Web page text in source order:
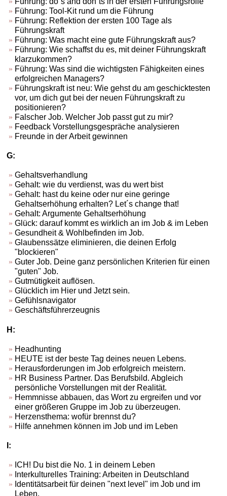
Führung: Tool-Kit rund um die Führung
Führung: Reflektion der ersten 100 Tage als
Führungskraft
Führung: Was macht eine gute Führungskraft aus?
Führung: Wie schaffst du es, mit deiner Führungskraft
klarzukommen?
Führung: Was sind die wichtigsten Fähigkeiten eines
erfolgreichen Managers?
Führungskraft ist neu: Wie gehst du am geschicktesten
vor, um dich gut bei der neuen Führungskraft zu
positionieren?
Falscher Job. Welcher Job passt gut zu mir?
Feedback Vorstellungsgespräche analysieren
Freunde in der Arbeit gewinnen
G:
Gehaltsverhandlung
Gehalt: wie du verdienst, was du wert bist
Gehalt: hast du keine oder nur eine geringe
Gehaltserhöhung erhalten? Let´s change that!
Gehalt: Argumente Gehaltserhöhung
Glück: darauf kommt es wirklich an im Job & im Leben
Gesundheit & Wohlbefinden im Job.
Glaubenssätze eliminieren, die deinen Erfolg
"blockieren"
Guter Job. Deine ganz persönlichen Kriterien für einen
"guten" Job.
Gutmütigkeit auflösen.
Glücklich im Hier und Jetzt sein.
Gefühlsnavigator
Geschäftsführerzeugnis
H:
Headhunting
HEUTE ist der beste Tag deines neuen Lebens.
Herausforderungen im Job erfolgreich meistern.
HR Business Partner. Das Berufsbild. Abgleich
persönliche Vorstellungen mit der Realität.
Hemmnisse abbauen, das Wort zu ergreifen und vor
einer größeren Gruppe im Job zu überzeugen.
Herzensthema: wofür brennst du?
Hilfe annehmen können im Job und im Leben
I:
ICH! Du bist die No. 1 in deinem Leben
Interkulturelles Training: Arbeiten in Deutschland
Identitätsarbeit für deinen "next level" im Job und im
Leben.